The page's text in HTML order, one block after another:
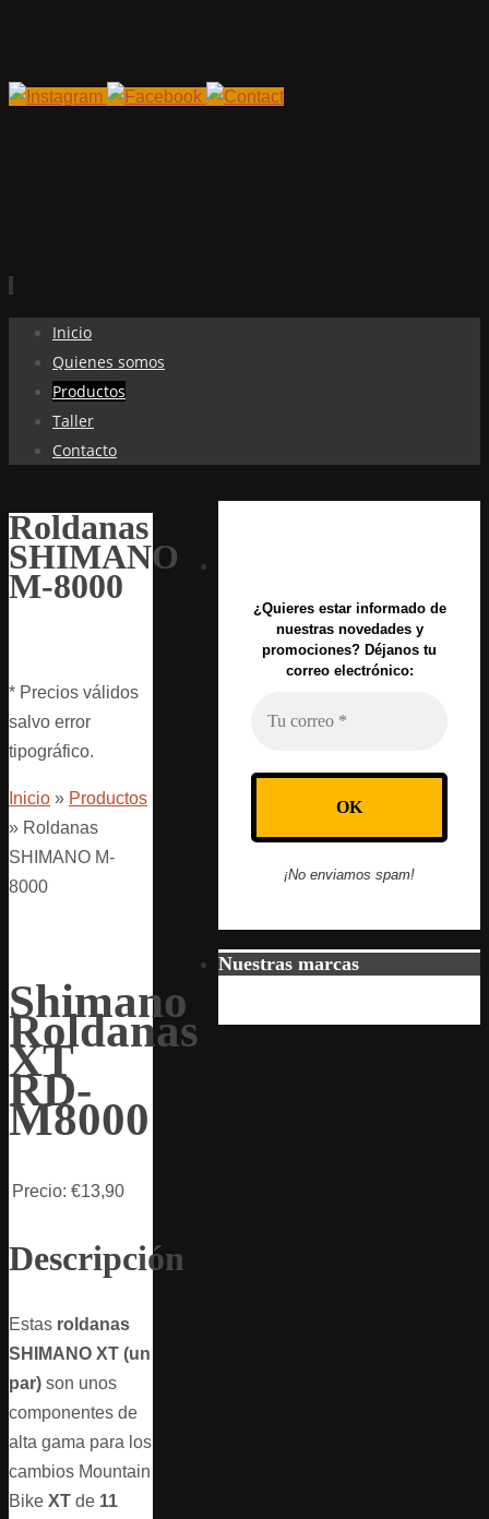
contenido
Inicio
Quienes somos
Productos
Taller
Contacto
Roldanas
SHIMANO
M-8000
* Precios válidos
salvo error
tipográfico.
Inicio » Productos
» Roldanas
SHIMANO M-
8000
Shimano
Roldanas
XT
RD-
M8000
Precio: €13,90
Descripción
Estas roldanas
SHIMANO XT (un
par) son unos
componentes de
alta gama para los
cambios Mountain
Bike XT de 11
¿Quieres estar informado de
nuestras novedades y
promociones? Déjanos tu
correo electrónico:
¡No enviamos spam!
Nuestras marcas